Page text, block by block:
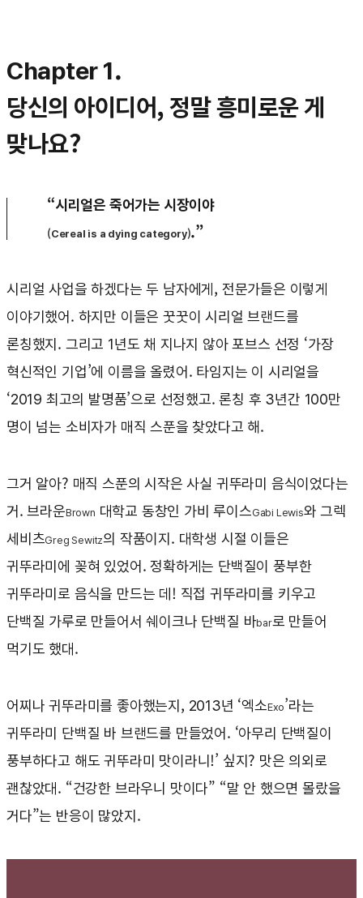
Chapter 1.
당신의 아이디어, 정말 흥미로운 게
맞나요?
“시리얼은 죽어가는 시장이야
(Cereal is a dying category).”
시리얼 사업을 하겠다는 두 남자에게, 전문가들은 이렇게
이야기했어. 하지만 이들은 꿋꿋이 시리얼 브랜드를
론칭했지. 그리고 1년도 채 지나지 않아 포브스 선정 ‘가장
혁신적인 기업’에 이름을 올렸어. 타임지는 이 시리얼을
‘2019 최고의 발명품’으로 선정했고. 론칭 후 3년간 100만
명이 넘는 소비자가 매직 스푼을 찾았다고 해.
그거 알아? 매직 스푼의 시작은 사실 귀뚜라미 음식이었다는
거. 브라운Brown 대학교 동창인 가비 루이스Gabi Lewis와 그렉
세비츠Greg Sewitz의 작품이지. 대학생 시절 이들은
귀뚜라미에 꽂혀 있었어. 정확하게는 단백질이 풍부한
귀뚜라미로 음식을 만드는 데! 직접 귀뚜라미를 키우고
단백질 가루로 만들어서 쉐이크나 단백질 바bar로 만들어
먹기도 했대.
어찌나 귀뚜라미를 좋아했는지, 2013년 ‘엑소Exo’라는
귀뚜라미 단백질 바 브랜드를 만들었어. ‘아무리 단백질이
풍부하다고 해도 귀뚜라미 맛이라니!’ 싶지? 맛은 의외로
괜찮았대. “건강한 브라우니 맛이다” “말 안 했으면 몰랐을
거다”는 반응이 많았지.